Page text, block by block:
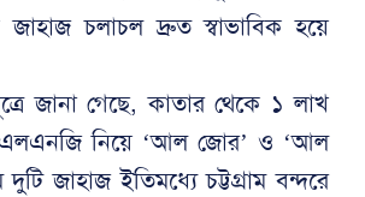
চলাচল দ্রুত স্বাভাবিক হয়ে
জানা গেছে, কাতার থেকে ১ লাখ
নিয়ে ‘আল জোর’ ও ‘আল
দুটি জাহাজ ইতিমধ্যে চট্টগ্রাম বন্দরে